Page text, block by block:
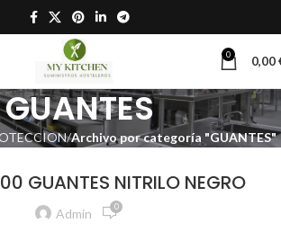
0 0,00
GUANTES
Archivo por categoría "GUANTES"
GUANTES NITRILO NEGRO
Admin 0